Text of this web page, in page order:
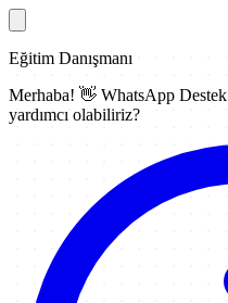
Eğitim Danışmanı
Merhaba! 👋 WhatsApp Destek
yardımcı olabiliriz?